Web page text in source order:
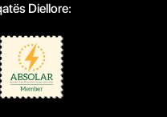
Diellore: